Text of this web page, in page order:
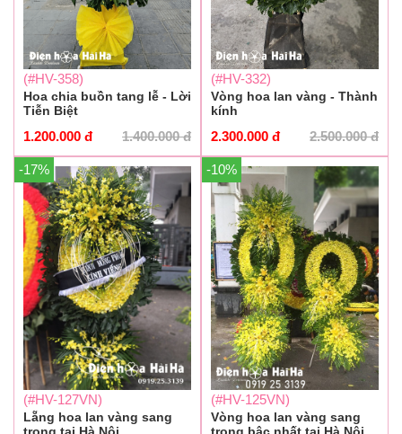
(#HV-358)
Hoa chia buồn tang lễ - Lời
Tiễn Biệt
1.400.000đ
1.200.000 đ
(#HV-332)
Vòng hoa lan vàng - Thành
kính
2.500.000đ
2.300.000 đ
-17%
(#HV-127VN)
Lẵng hoa lan vàng sang
-10%
(#HV-125VN)
Vòng hoa lan vàng sang